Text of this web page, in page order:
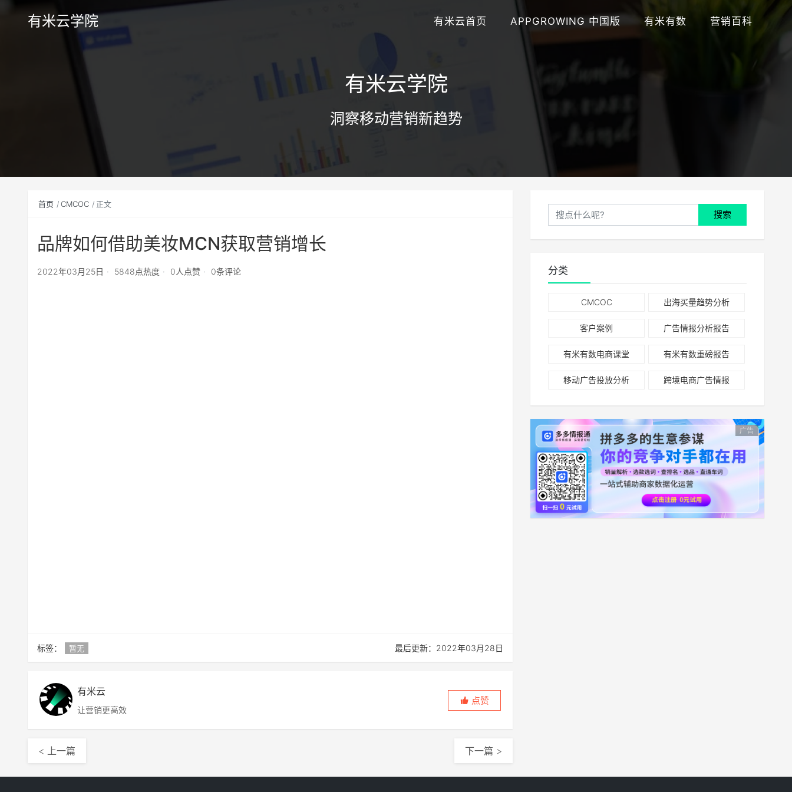
有米云学院 有米云首页 APPGROWING 中国版 有米有数 营销百科
有米云学院
洞察移动营销新趋势
首页 CMCOC 正文
品牌如何借助美妆MCN获取营销增长
2022年03月25日 5848点热度 0人点赞 0条评论
标签： 暂无 最后更新：2022年03月28日
有米云
让营销更高效
点赞
< 上一篇 下一篇 >
搜索
分类
CMCOC 出海买量趋势分析
客户案例 广告情报分析报告
有米有数电商课堂 有米有数重磅报告
移动广告投放分析 跨境电商广告情报
广告